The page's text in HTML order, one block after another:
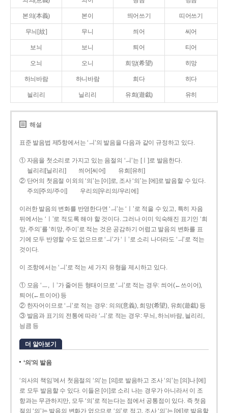
본의(本義) 본이 띄어쓰기 띠어쓰기
무늬[紋] 무니 씌어 씨어
보늬 보니 틔어 티어
오늬 오니 희망(希望) 히망
하늬바람 하니바람 희다 히다
늴리리 닐리리 유희(遊戱) 유히
해설
표준 발음법 제5항에서는 ‘ㅢ’의 발음을 다음과 같이 규정하고 있다.
① 자음을 첫소리로 가지고 있는 음절의 ‘ㅢ’는 [ㅣ]로 발음한다.
늴리리[닐리리]
씌어[씨어]
유희[유히]
② 단어의 첫음절 이외의 ‘의’는 [이]로, 조사 ‘의’는 [에]로 발음할 수 있다.
주의[주의/주이]
우리의[우리의/우리에]
이러한 발음의 변화를 반영한다면 ‘ㅢ’는 ‘ㅣ’로 적을 수 있고, 특히 자음
뒤에서는 ‘ㅣ’로 적도록 해야 할 것이다. 그러나 이미 익숙해진 표기인 ‘희
망, 주의’를 ‘히망, 주이’로 적는 것은 공감하기 어렵고 발음의 변화를 표
기에 모두 반영할 수도 없으므로 ‘ㅢ’가 ‘ㅣ’로 소리 나더라도 ‘ㅢ’로 적는
것이다.
이 조항에서는 ‘ㅢ’로 적는 세 가지 유형을 제시하고 있다.
① 모음 ‘ㅡ, ㅣ’가 줄어든 형태이므로 ‘ㅢ’로 적는 경우: 씌어(←쓰이어),
틔어(←트이어) 등
② 한자어이므로 ‘ㅢ’로 적는 경우: 의의(意義), 희망(希望), 유희(遊戱) 등
③ 발음과 표기의 전통에 따라 ‘ㅢ’로 적는 경우: 무늬, 하늬바람, 늴리리,
닁큼 등
더 알아보기
‘의’의 발음
‘의사의 책임’에서 첫음절의 ‘의’는 [의]로 발음하고 조사 ‘의’는 [의]나 [에]
로 모두 발음할 수 있다. 이들은 [이]로 소리 나는 경우가 아니라서 이 조
항과는 무관하지만, 모두 ‘의’로 적는다는 점에서 공통점이 있다. 즉 첫음
절의 ‘의’는 발음의 변화가 없으므로 ‘의’로 적고, 조사 ‘의’는 [에]로 발음할